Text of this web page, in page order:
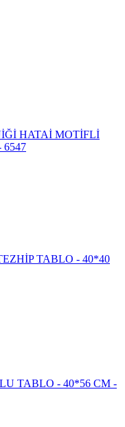
HATAİ MOTİFLİ
6547
TABLO - 40*40
TABLO - 40*56 CM -